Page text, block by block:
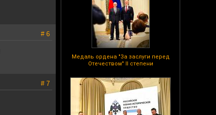
Медаль ордена "За заслуги перед
Отечеством" II степени
# 6
# 7